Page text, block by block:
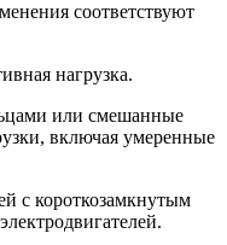
соответствуют
нагрузка.
или смешанные
включая умеренные
с короткозамкнутым